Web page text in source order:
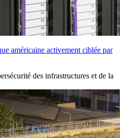
américaine activement ciblée par
des infrastructures et de la